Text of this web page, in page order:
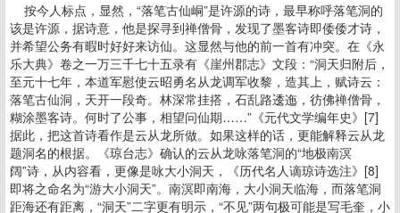
按今人标点，显然，“落笔古仙峒”是许源的诗，最早称呼落笔洞的
该是许源，据诗意，他是探寻到禅僧骨，发现了墨客诗即倭倭才诗，
并希望公务有暇时好好来访仙。这显然与他的前一首有冲突。在《永
乐大典》卷之一万三千七十五录有《崖州郡志》文段：“洞天归附后，
至元十七年，本道军慰使云昭勇名从龙调军收黎，造其上，赋诗云：
落笔古仙洞，天开一段奇。林深常挂搭，石乱路逶迤，彷佛禅僧骨，
糊涂墨客诗。何时了公事，相望问仙期……”《元代文学编年史》[7]
据此，把这首诗看作是云从龙所做。如果这样的话，更能解释云从龙
题洞名的根据。《琼台志》确认的云从龙咏落笔洞的“地极南溟
阔”诗，从内容看，更像是咏大小洞天，《历代名人谪琼诗选注》[8]
即将之命名为“游大小洞天”。南溟即南海，大小洞天临海，而落笔洞
距海还有距离，“洞天”二字更有明示，“不见”两句极可能是写毛奎，小